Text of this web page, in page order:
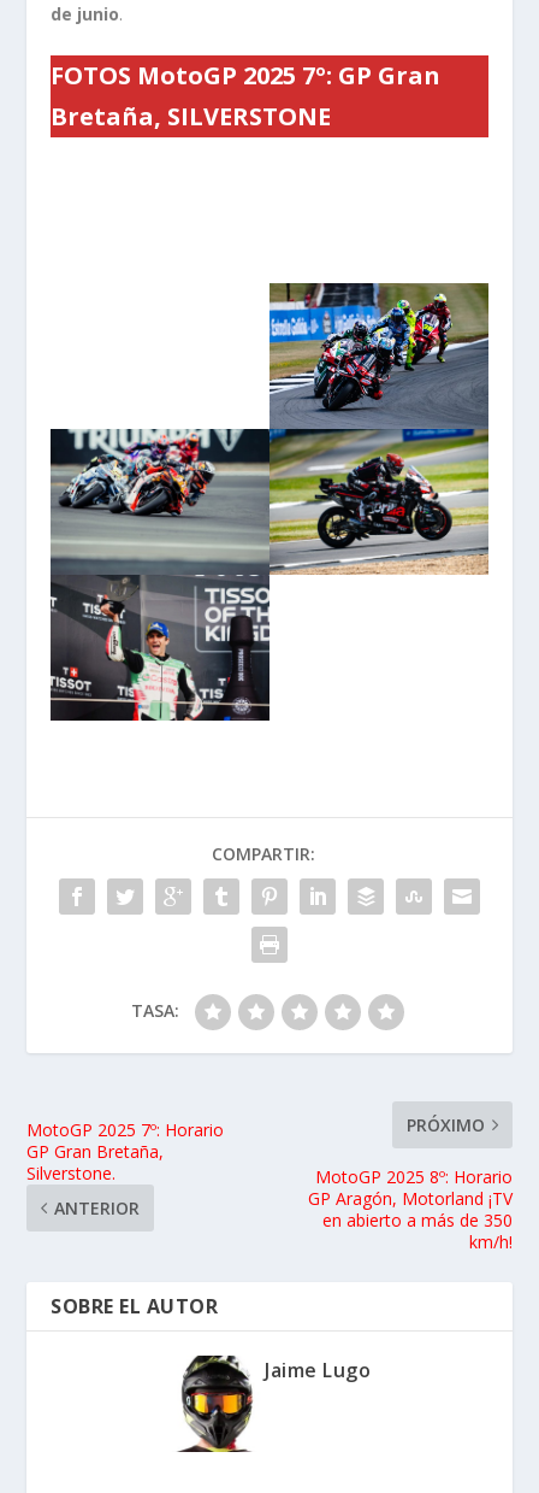
de junio.
FOTOS MotoGP 2025 7º: GP Gran
Bretaña, SILVERSTONE
COMPARTIR:
TASA:
MotoGP 2025 7º: Horario
GP Gran Bretaña,
Silverstone.
ANTERIOR
PRÓXIMO
MotoGP 2025 8º: Horario
GP Aragón, Motorland ¡TV
en abierto a más de 350
km/h!
SOBRE EL AUTOR
Jaime Lugo